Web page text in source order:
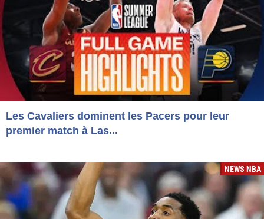
Les Cavaliers dominent les Pacers pour leur
premier match à Las...
NEWS NBA